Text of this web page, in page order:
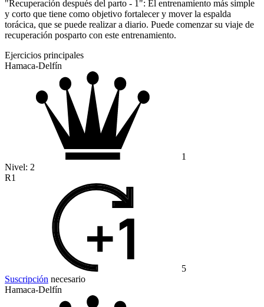
"Recuperación después del parto - 1": El entrenamiento más simple
y corto que tiene como objetivo fortalecer y mover la espalda
torácica, que se puede realizar a diario. Puede comenzar su viaje de
recuperación posparto con este entrenamiento.
Ejercicios principales
Hamaca-Delfín
1
Nivel: 2
R1
5
Suscripción necesario
Hamaca-Delfín